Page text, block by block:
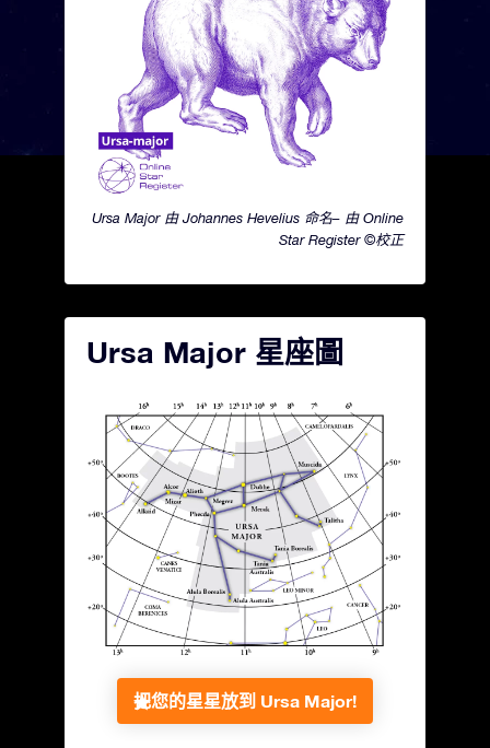
Ursa Major 由 Johannes Hevelius 命名– 由 Online
Star Register ©校正
Ursa Major 星座圖
把您的星星放到 Ursa Major!